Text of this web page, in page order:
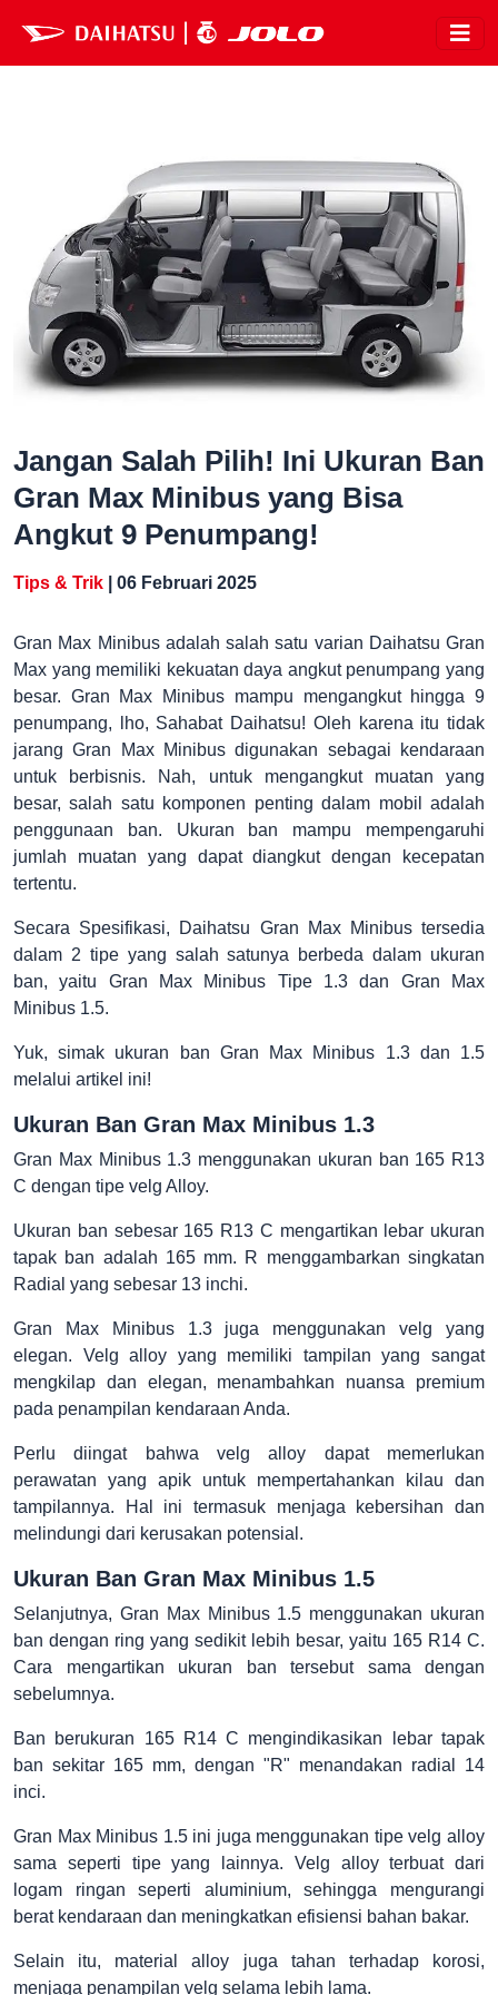
Jangan Salah Pilih! Ini Ukuran Ban
Gran Max Minibus yang Bisa
Angkut 9 Penumpang!
Tips & Trik | 06 Februari 2025
Gran Max Minibus adalah salah satu varian Daihatsu Gran
Max yang memiliki kekuatan daya angkut penumpang yang
besar. Gran Max Minibus mampu mengangkut hingga 9
penumpang, lho, Sahabat Daihatsu! Oleh karena itu tidak
jarang Gran Max Minibus digunakan sebagai kendaraan
untuk berbisnis. Nah, untuk mengangkut muatan yang
besar, salah satu komponen penting dalam mobil adalah
penggunaan ban. Ukuran ban mampu mempengaruhi
jumlah muatan yang dapat diangkut dengan kecepatan
tertentu.
Secara Spesifikasi, Daihatsu Gran Max Minibus tersedia
dalam 2 tipe yang salah satunya berbeda dalam ukuran
ban, yaitu Gran Max Minibus Tipe 1.3 dan Gran Max
Minibus 1.5.
Yuk, simak ukuran ban Gran Max Minibus 1.3 dan 1.5
melalui artikel ini!
Ukuran Ban Gran Max Minibus 1.3
Gran Max Minibus 1.3 menggunakan ukuran ban 165 R13
C dengan tipe velg Alloy.
Ukuran ban sebesar 165 R13 C mengartikan lebar ukuran
tapak ban adalah 165 mm. R menggambarkan singkatan
Radial yang sebesar 13 inchi.
Gran Max Minibus 1.3 juga menggunakan velg yang
elegan. Velg alloy yang memiliki tampilan yang sangat
mengkilap dan elegan, menambahkan nuansa premium
pada penampilan kendaraan Anda.
Perlu diingat bahwa velg alloy dapat memerlukan
perawatan yang apik untuk mempertahankan kilau dan
tampilannya. Hal ini termasuk menjaga kebersihan dan
melindungi dari kerusakan potensial.
Ukuran Ban Gran Max Minibus 1.5
Selanjutnya, Gran Max Minibus 1.5 menggunakan ukuran
ban dengan ring yang sedikit lebih besar, yaitu 165 R14 C.
Cara mengartikan ukuran ban tersebut sama dengan
sebelumnya.
Ban berukuran 165 R14 C mengindikasikan lebar tapak
ban sekitar 165 mm, dengan "R" menandakan radial 14
inci.
Gran Max Minibus 1.5 ini juga menggunakan tipe velg alloy
sama seperti tipe yang lainnya. Velg alloy terbuat dari
logam ringan seperti aluminium, sehingga mengurangi
berat kendaraan dan meningkatkan efisiensi bahan bakar.
Selain itu, material alloy juga tahan terhadap korosi,
menjaga penampilan velg selama lebih lama.